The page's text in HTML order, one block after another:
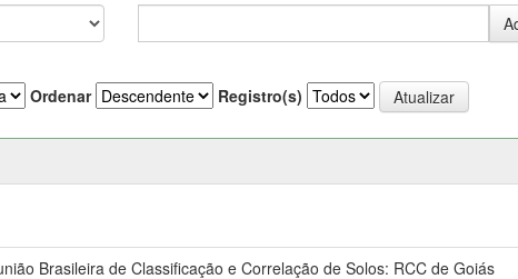
Ordenar Registro(s)
Brasileira de Classificação e Correlação de Solos: RCC de Goiás